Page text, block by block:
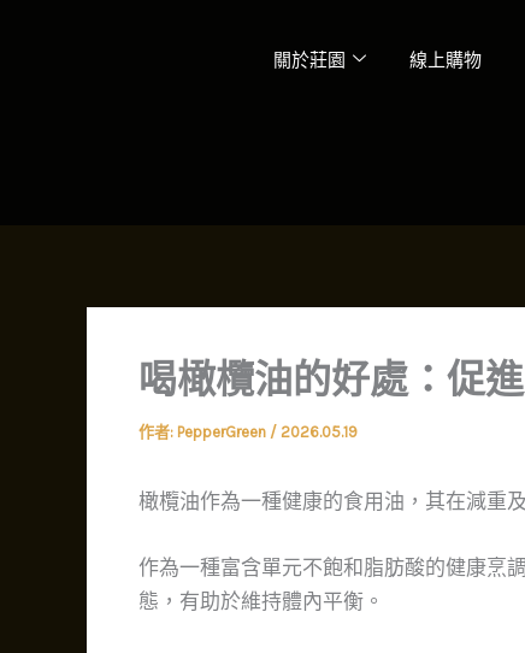
關於莊園 線上購物
喝橄欖油的好處：促
作者: PepperGreen / 2026.05.19
橄欖油作為一種健康的食用油，其在減重
作為一種富含單元不飽和脂肪酸的健康烹
態，有助於維持體內平衡。